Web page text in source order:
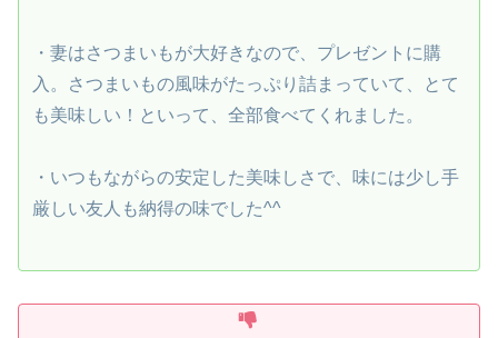
・妻はさつまいもが大好きなので、プレゼントに購
入。さつまいもの風味がたっぷり詰まっていて、とて
も美味しい！といって、全部食べてくれました。
・いつもながらの安定した美味しさで、味には少し手
厳しい友人も納得の味でした^^